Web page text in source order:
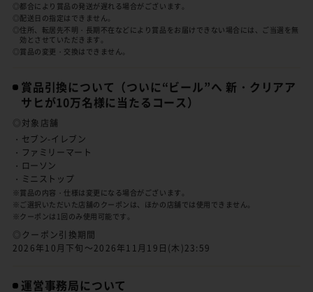
◎都合により賞品の発送が遅れる場合がございます。
◎配送日の指定はできません。
◎住所、転居先不明・長期不在などにより賞品をお届けできない場合には、ご当選を無
効とさせていただきます。
◎賞品の変更・交換はできません。
賞品引換について （ついに“ビール”へ 新・クリアア
サヒが10万名様に当たるコース）
◎対象店舗
・セブン-イレブン
・ファミリーマート
・ローソン
・ミニストップ
※賞品の内容・仕様は変更になる場合がございます。
※ご選択いただいた店舗のクーポンは、ほかの店舗では使用できません。
※クーポンは1回のみ使用可能です。
◎クーポン引換期間
2026年10月下旬～2026年11月19日(木)23:59
運営事務局について